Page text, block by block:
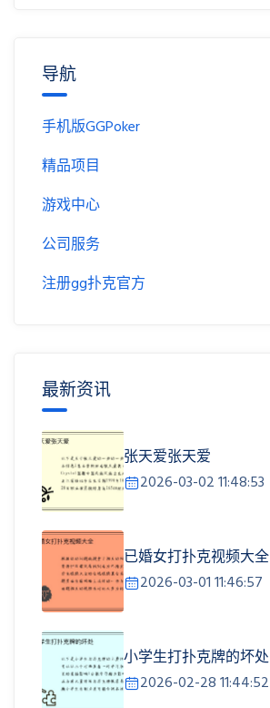
导航
手机版GGPoker
精品项目
游戏中心
公司服务
注册gg扑克官方
最新资讯
张天爱张天爱
2026-03-02 11:48:53
已婚女打扑克视频大全
2026-03-01 11:46:57
小学生打扑克牌的坏处
2026-02-28 11:44:52